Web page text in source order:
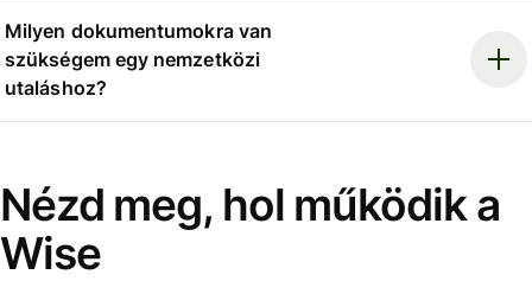
Milyen dokumentumokra van
szükségem egy nemzetközi
utaláshoz?
Nézd meg, hol működik a
Wise